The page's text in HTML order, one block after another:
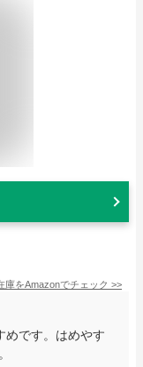
庫をAmazonでチェック >>
めです。はめやす